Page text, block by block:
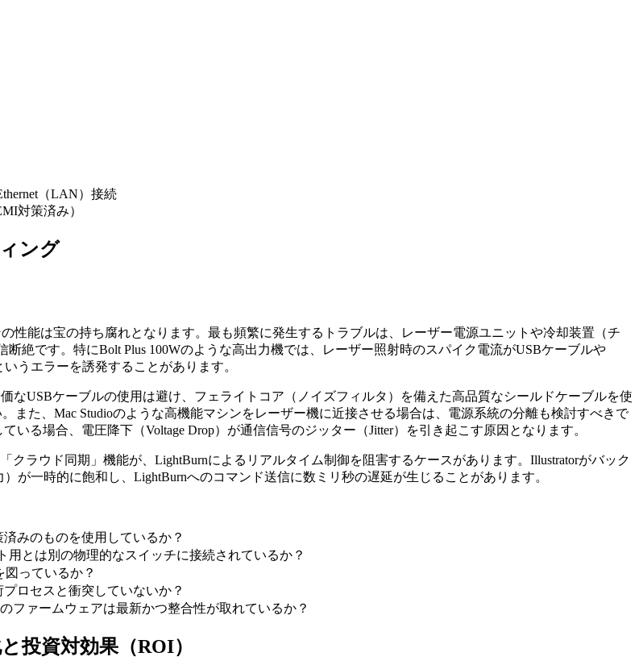
（LAN）接続
対策済み）
ング
性能は宝の持ち腐れとなります。最も頻繁に発生するトラブルは、レーザー電源ユニットや冷却装置（チ
断絶です。特にBolt Plus 100Wのような高出力機では、レーザー照射時のスパイク電流がUSBケーブルや
うエラーを誘発することがあります。
なUSBケーブルの使用は避け、フェライトコア（ノイズフィルタ）を備えた高品質なシールドケーブルを使
た、Mac Studioのような高機能マシンをレーザー機に近接させる場合は、電源系統の分離も検討すべきで
る場合、電圧降下（Voltage Drop）が通信信号のジッター（Jitter）を引き起こす原因となります。
クラウド同期」機能が、LightBurnによるリアルタイム制御を阻害するケースがあります。Illustratorがバック
が一時的に飽和し、LightBurnへのコマンド送信に数ミリ秒の遅延が生じることがあります。
みのものを使用しているか？
とは別の物理的なスイッチに接続されているか？
っているか？
ロセスと衝突していないか？
ファームウェアは最新かつ整合性が取れているか？
投資対効果（ROI）